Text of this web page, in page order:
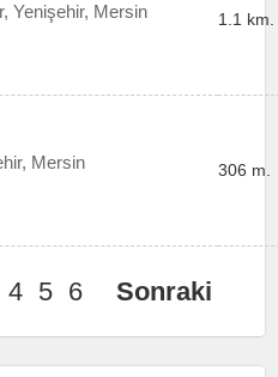
Yenişehir, Mersin 1.1 km.
Mersin 306 m.
4 5 6 Sonraki